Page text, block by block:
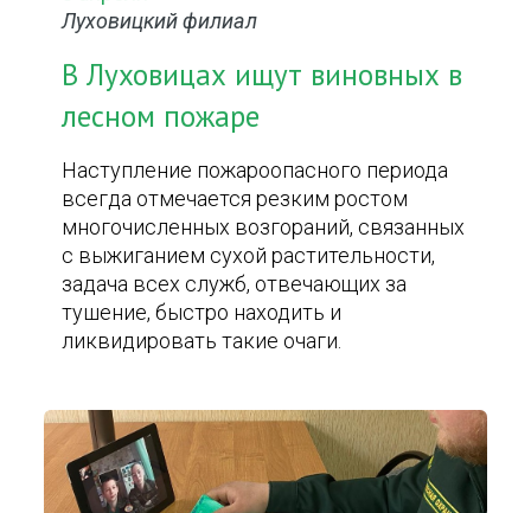
Луховицкий филиал
В Луховицах ищут виновных в
лесном пожаре
Наступление пожароопасного периода
всегда отмечается резким ростом
многочисленных возгораний, связанных
с выжиганием сухой растительности,
задача всех служб, отвечающих за
тушение, быстро находить и
ликвидировать такие очаги.